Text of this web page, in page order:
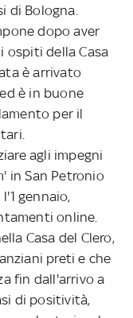
di Bologna.
dopo aver
ospiti della Casa
è arrivato
è in buone
per il
agli impegni
in San Petronio
gennaio,
online.
Casa del Clero,
preti e che
fin dall'arrivo a
di positività,